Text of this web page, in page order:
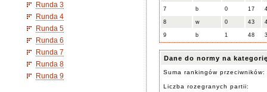
Runda 3
Runda 4
Runda 5
Runda 6
Runda 7
Runda 8
Runda 9
7 b 0 17
8 w 0 43
9 b 1 48
Dane do normy na
Suma rankingów przeciwników:
Liczba rozegranych partii: